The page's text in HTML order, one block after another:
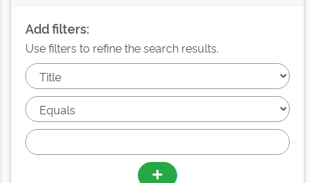
Add filters:
Use filters to refine the search results.